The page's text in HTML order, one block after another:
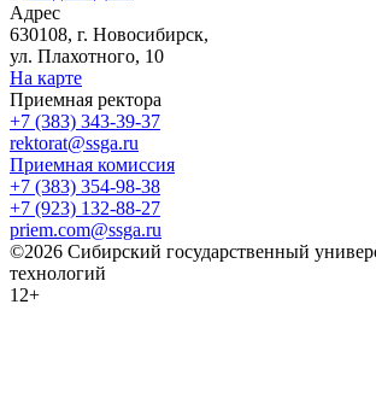
Адрес
630108, г. Новосибирск,
ул. Плахотного, 10
На карте
Приемная ректора
+7 (383) 343-39-37
rektorat@ssga.ru
Приемная комиссия
+7 (383) 354-98-38
+7 (923) 132-88-27
priem.com@ssga.ru
©2026 Сибирский государственный
технологий
12+